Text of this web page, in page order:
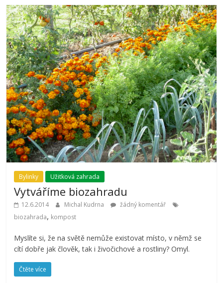
Bylinky Užitková zahrada
Vytváříme biozahradu
12.6.2014 Michal Kudrna
žádný komentář
biozahrada, kompost
Myslíte si, že na světě nemůže existovat místo, v němž se
cítí dobře jak člověk, tak i živočichové a rostliny? Omyl.
Čtěte více